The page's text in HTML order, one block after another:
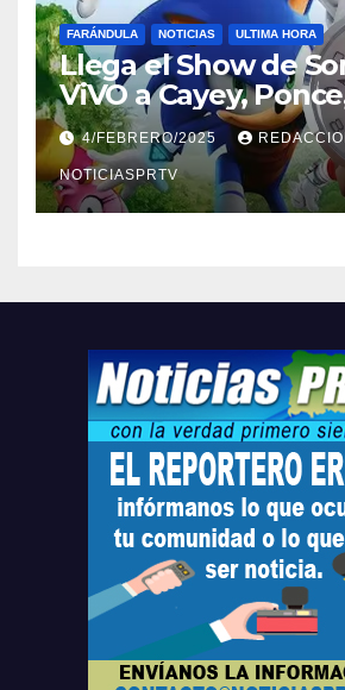
FARÁNDULA NOTICIAS ULTIMA HORA
Llega el Show de
ViVO a Cayey,
Barceloneta y
Relojes gratis para
compre ahora….
4/FEBRERO/2025
NOTICIASPRTV